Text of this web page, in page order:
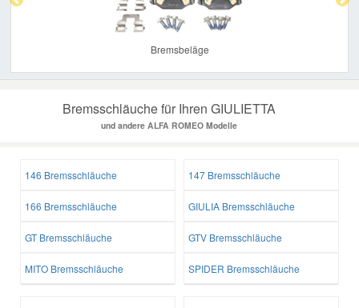
Bremsbeläge
Bremsschläuche für Ihren GIULIETTA
und andere ALFA ROMEO Modelle
146 Bremsschläuche 147 Bremsschläuche
166 Bremsschläuche GIULIA Bremsschläuche
GT Bremsschläuche GTV Bremsschläuche
MITO Bremsschläuche SPIDER Bremsschläuche